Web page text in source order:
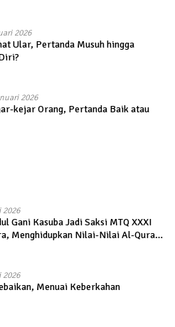
2026
Ular, Pertanda Musuh hingga
2026
kejar Orang, Pertanda Baik atau
2026
Gani Kasuba Jadi Saksi MTQ XXXI
Menghidupkan Nilai-Nilai Al-Quran
2026
Menuai Keberkahan